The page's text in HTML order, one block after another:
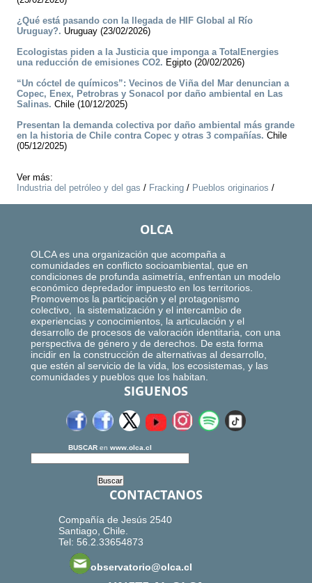
¿Qué está pasando con la llegada de HIF Global al Río
Uruguay?. Uruguay (23/02/2026)
Ecologistas piden a la Justicia que imponga a TotalEnergies
una reducción de emisiones CO2. Egipto (20/02/2026)
“Un cóctel de químicos”: Vecinos de Viña del Mar denuncian a
Copec, Enex, Petrobras y Sonacol por daño ambiental en Las
Salinas. Chile (10/12/2025)
Presentan la demanda colectiva por daño ambiental más grande
en la historia de Chile contra Copec y otras 3 compañías. Chile
(05/12/2025)
Ver más:
Industria del petróleo y del gas / Fracking / Pueblos originarios /
OLCA
OLCA es una organización que acompaña a
comunidades en conflicto socioambiental, que en
condiciones de profunda asimetría, enfrentan un modelo
económico depredador impuesto en los territorios.
Promovemos la participación y el protagonismo
colectivo, la sistematización y el intercambio de
experiencias y conocimientos, la articulación y el
desarrollo de procesos de valoración identitaria, con una
perspectiva de género y de derechos. De esta forma
incidir en la construcción de alternativas al desarrollo,
que estén al servicio de la vida, los ecosistemas, y las
comunidades y pueblos que los habitan.
SIGUENOS
BUSCAR en www.olca.cl
CONTACTANOS
Compañía de Jesús 2540
Santiago, Chile.
Tel: 56.2.33654873
observatorio@olca.cl